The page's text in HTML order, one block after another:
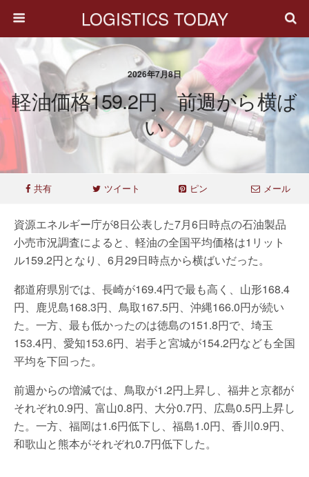
LOGISTICS TODAY
2026年7月8日
軽油価格159.2円、前週から横ば
い
共有 ツイート ピン メール
資源エネルギー庁が8日公表した7月6日時点の石油製品
小売市況調査によると、軽油の全国平均価格は1リット
ル159.2円となり、6月29日時点から横ばいだった。
都道府県別では、長崎が169.4円で最も高く、山形168.4
円、鹿児島168.3円、鳥取167.5円、沖縄166.0円が続い
た。一方、最も低かったのは徳島の151.8円で、埼玉
153.4円、愛知153.6円、岩手と宮城が154.2円なども全国
平均を下回った。
前週からの増減では、鳥取が1.2円上昇し、福井と京都が
それぞれ0.9円、富山0.8円、大分0.7円、広島0.5円上昇し
た。一方、福岡は1.6円低下し、福島1.0円、香川0.9円、
和歌山と熊本がそれぞれ0.7円低下した。